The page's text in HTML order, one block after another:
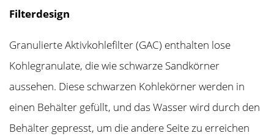
Filterdesign
Granulierte Aktivkohlefilter (GAC) enthalten lose
Kohlegranulate, die wie schwarze Sandkörner
aussehen. Diese schwarzen Kohlekörner werden in
einen Behälter gefüllt, und das Wasser wird durch den
Behälter gepresst, um die andere Seite zu erreichen